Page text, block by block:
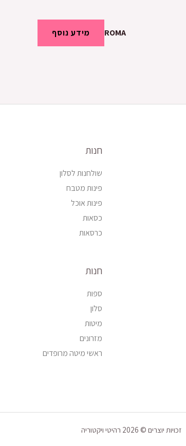
ROMA מידע נוסף
חנות
שולחנות לסלון
פינות מטבח
פינות אוכל
כסאות
כרסאות
חנות
ספות
סלון
מיטות
מזרונים
ראשי מיטה מרופדים
זכויות יוצרים © 2026 רהיטי ויקטוריה